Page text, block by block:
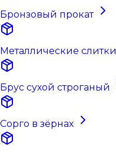
Бронзовый прокат
Металлические слитки
Брус сухой строганый
Сорго в зёрнах